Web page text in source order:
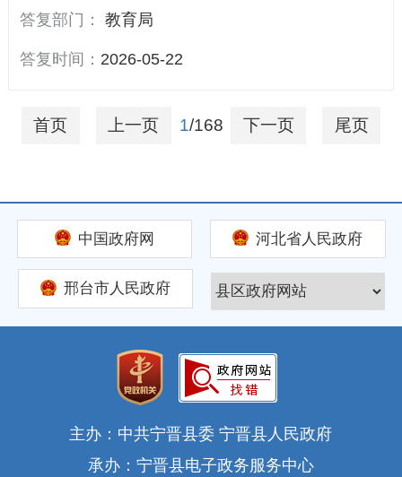
答复部门： 教育局
答复时间： 2026-05-22
首页 上一页 1/168 下一页 尾页
中国政府网 河北省人民政府
邢台市人民政府
主办：中共宁晋县委 宁晋县人民政府
承办：宁晋县电子政务服务中心